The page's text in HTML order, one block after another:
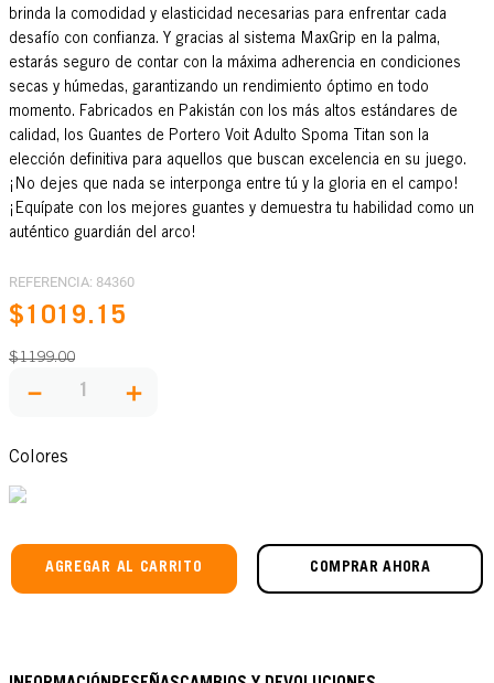
brinda la comodidad y elasticidad necesarias para enfrentar cada
desafío con confianza. Y gracias al sistema MaxGrip en la palma,
estarás seguro de contar con la máxima adherencia en condiciones
secas y húmedas, garantizando un rendimiento óptimo en todo
momento. Fabricados en Pakistán con los más altos estándares de
calidad, los Guantes de Portero Voit Adulto Spoma Titan son la
elección definitiva para aquellos que buscan excelencia en su juego.
¡No dejes que nada se interponga entre tú y la gloria en el campo!
¡Equípate con los mejores guantes y demuestra tu habilidad como un
auténtico guardián del arco!
REFERENCIA: 84360
$1019. 15
$1199.00
＋
－
Colores
AGREGAR AL CARRITO COMPRAR AHORA